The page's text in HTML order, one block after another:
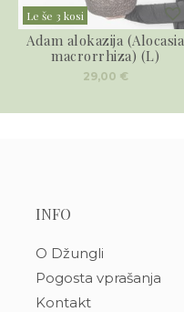
Le še 3 kosi
Adam alokazija (Alocasia
macrorrhiza) (L)
29,00 €
INFO
O Džungli
Pogosta vprašanja
Kontakt